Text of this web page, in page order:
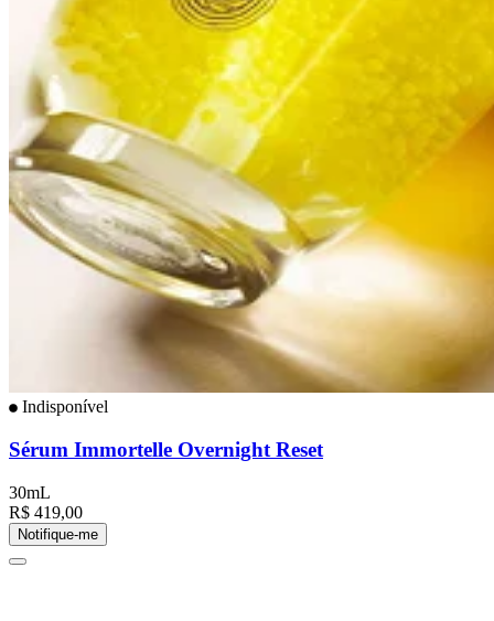
Indisponível
Sérum Immortelle Overnight Reset
30mL
R$ 419,00
Notifique-me